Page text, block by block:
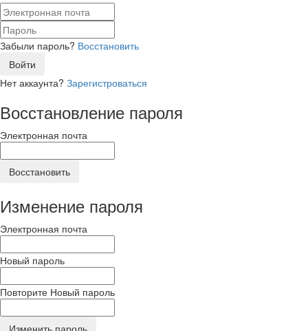
Забыли пароль? Восстановить
Войти
Нет аккаунта? Зарегистроваться
Восстановление пароля
Электронная почта
Восстановить
Изменение пароля
Электронная почта
Новый пароль
Повторите Новый пароль